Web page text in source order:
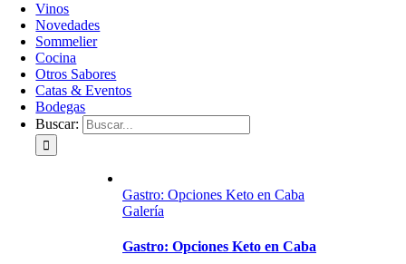
Vinos
Novedades
Sommelier
Cocina
Otros Sabores
Catas & Eventos
Bodegas
Buscar:
Gastro: Opciones Keto en Caba
Galería
Gastro: Opciones Keto en Caba